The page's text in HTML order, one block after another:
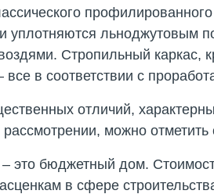
льноджутовым
Стропильный каркас,
в соответствии с
отличий,
рассмотрении, можно
это бюджетный дом.
в сфере